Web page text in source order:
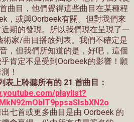
曲目，他們覺得這些曲目在某種程
，或與Oorbeek有關。但對我們來
期的發現。所以我們現在呈現了一
術家/曲目播放列表。我們不確定是
，但我們所知道的是，好吧，這個
肯定不是受到 Oorbeek的影響！願
！
表上聆聽所有的 21 首曲目：
playlist?
七首或更多曲目是由 Oorbeek 的